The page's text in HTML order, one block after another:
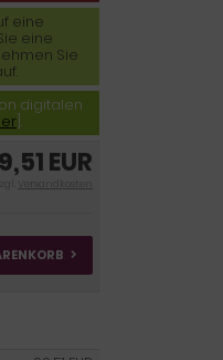
eine
eine
Sie
digitalen
].
EUR
Versandkosten